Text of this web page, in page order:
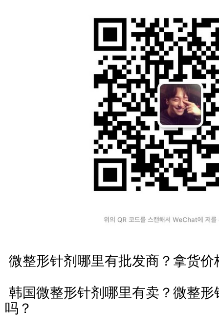
微整形针剂哪里有批发商？拿货价
韩国微整形针剂哪里有卖？微整
吗？